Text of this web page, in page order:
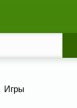
Игры